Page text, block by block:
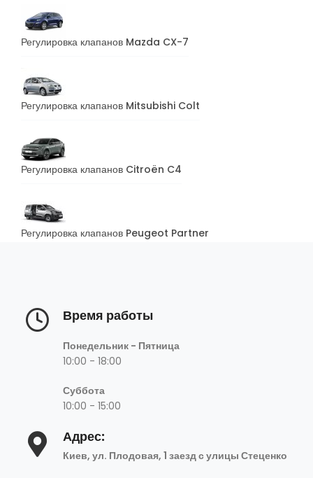
Регулировка клапанов Mazda CX-7
Регулировка клапанов Mitsubishi Colt
Регулировка клапанов Citroën C4
Регулировка клапанов Peugeot Partner
Время работы
Понедельник - Пятница
10:00 - 18:00
Суббота
10:00 - 15:00
Адрес:
Киев, ул. Плодовая, 1 заезд с улицы Стеценко